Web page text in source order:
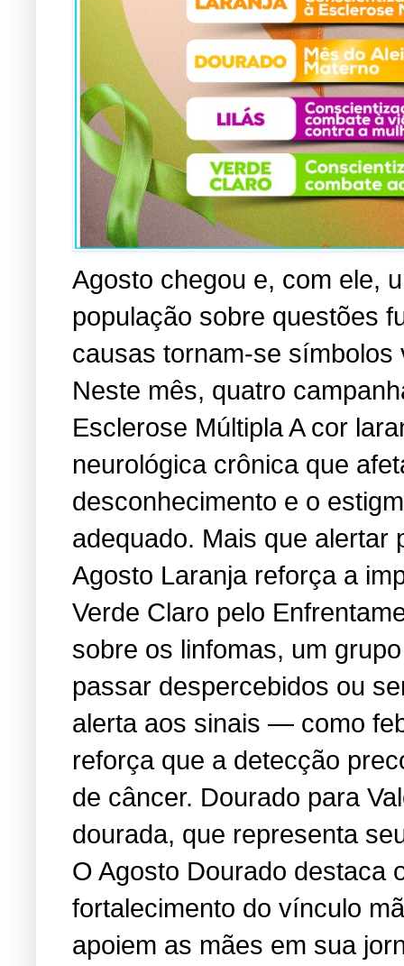
Agosto chegou e, com ele,
população sobre questões
causas tornam-se símbolos
Neste mês, quatro
Esclerose Múltipla A cor
neurológica crônica que
desconhecimento e o
adequado. Mais que
Agosto Laranja reforça a
Verde Claro pelo
sobre os linfomas, um
passar despercebidos ou
alerta aos sinais — como
reforça que a detecção
de câncer. Dourado para
dourada, que representa
O Agosto Dourado destaca
fortalecimento do vínculo
apoiem as mães em sua